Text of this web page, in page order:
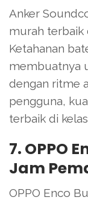
Anker
murah terbaik
Ketahanan
membuatnya
dengan ritme
pengguna,
terbaik di
7. OPPO
Jam
OPPO Enco